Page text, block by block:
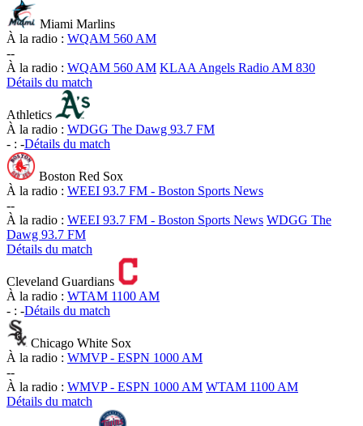
Miami Marlins
À la radio : WQAM 560 AM
--
À la radio : WQAM 560 AM KLAA Angels Radio AM 830
Détails du match
Athletics
À la radio : WDGG The Dawg 93.7 FM
- : -Détails du match
Boston Red Sox
À la radio : WEEI 93.7 FM - Boston Sports News
--
À la radio : WEEI 93.7 FM - Boston Sports News WDGG The
Dawg 93.7 FM
Détails du match
Cleveland Guardians
À la radio : WTAM 1100 AM
- : -Détails du match
Chicago White Sox
À la radio : WMVP - ESPN 1000 AM
--
À la radio : WMVP - ESPN 1000 AM WTAM 1100 AM
Détails du match